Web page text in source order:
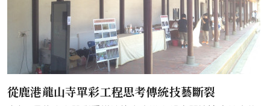
從鹿港龍山寺單彩工程思考傳統技藝斷裂